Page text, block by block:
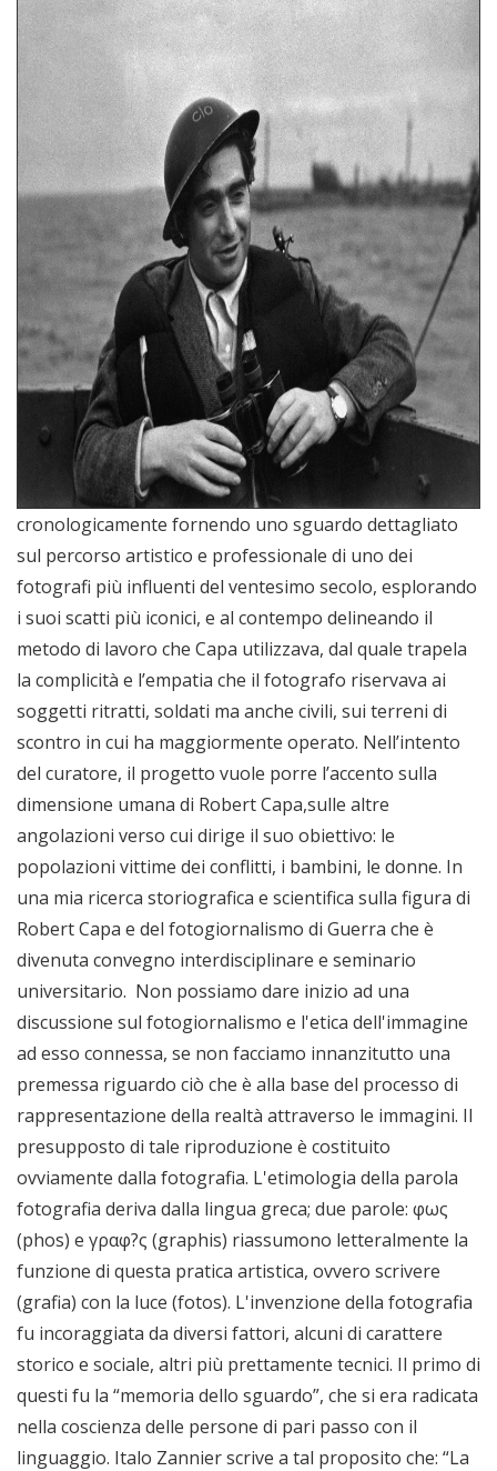
cronologicamente fornendo uno sguardo dettagliato
sul percorso artistico e professionale di uno dei
fotografi più influenti del ventesimo secolo, esplorando
i suoi scatti più iconici, e al contempo delineando il
metodo di lavoro che Capa utilizzava, dal quale trapela
la complicità e l’empatia che il fotografo riservava ai
soggetti ritratti, soldati ma anche civili, sui terreni di
scontro in cui ha maggiormente operato. Nell’intento
del curatore, il progetto vuole porre l’accento sulla
dimensione umana di Robert Capa,sulle altre
angolazioni verso cui dirige il suo obiettivo: le
popolazioni vittime dei conflitti, i bambini, le donne. In
una mia ricerca storiografica e scientifica sulla figura di
Robert Capa e del fotogiornalismo di Guerra che è
divenuta convegno interdisciplinare e seminario
universitario. Non possiamo dare inizio ad una
discussione sul fotogiornalismo e l'etica dell'immagine
ad esso connessa, se non facciamo innanzitutto una
premessa riguardo ciò che è alla base del processo di
rappresentazione della realtà attraverso le immagini. Il
presupposto di tale riproduzione è costituito
ovviamente dalla fotografia. L'etimologia della parola
fotografia deriva dalla lingua greca; due parole: φως
(phos) e γραφ?ς (graphis) riassumono letteralmente la
funzione di questa pratica artistica, ovvero scrivere
(grafia) con la luce (fotos). L'invenzione della fotografia
fu incoraggiata da diversi fattori, alcuni di carattere
storico e sociale, altri più prettamente tecnici. Il primo di
questi fu la “memoria dello sguardo”, che si era radicata
nella coscienza delle persone di pari passo con il
linguaggio. Italo Zannier scrive a tal proposito che: “La